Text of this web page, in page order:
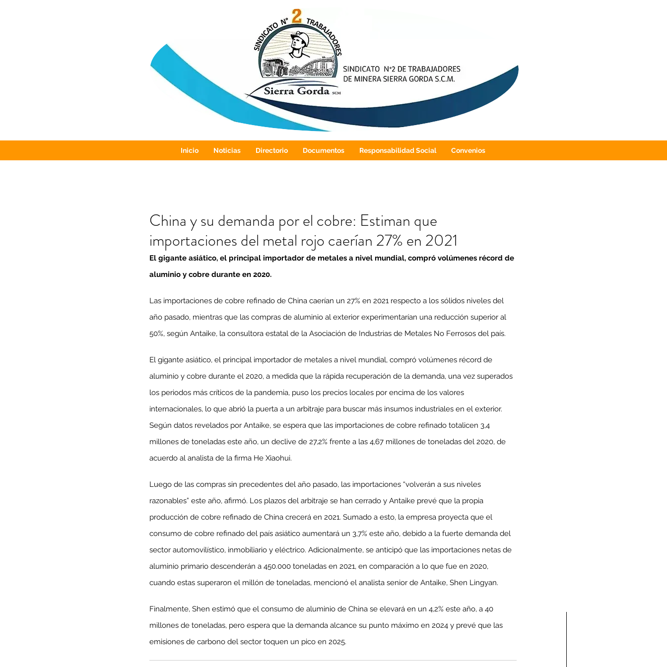
Inicio Noticias Directorio Documentos Responsabilidad Social Convenios
China y su demanda por el cobre: Estiman que
importaciones del metal rojo caerían 27% en 2021
El gigante asiático, el principal importador de metales a nivel mundial, compró volúmenes récord de
aluminio y cobre durante en 2020.
Las importaciones de cobre refinado de China caerían un 27% en 2021 respecto a los sólidos niveles del
año pasado, mientras que las compras de aluminio al exterior experimentarían una reducción superior al
50%, según Antaike, la consultora estatal de la Asociación de Industrias de Metales No Ferrosos del país.
El gigante asiático, el principal importador de metales a nivel mundial, compró volúmenes récord de
aluminio y cobre durante el 2020, a medida que la rápida recuperación de la demanda, una vez superados
los periodos más críticos de la pandemia, puso los precios locales por encima de los valores
internacionales, lo que abrió la puerta a un arbitraje para buscar más insumos industriales en el exterior.
Según datos revelados por Antaike, se espera que las importaciones de cobre refinado totalicen 3,4
millones de toneladas este año, un declive de 27,2% frente a las 4,67 millones de toneladas del 2020, de
acuerdo al analista de la firma He Xiaohui.
Luego de las compras sin precedentes del año pasado, las importaciones “volverán a sus niveles
razonables” este año, afirmó. Los plazos del arbitraje se han cerrado y Antaike prevé que la propia
producción de cobre refinado de China crecerá en 2021. Sumado a esto, la empresa proyecta que el
consumo de cobre refinado del país asiático aumentará un 3,7% este año, debido a la fuerte demanda del
sector automovilístico, inmobiliario y eléctrico. Adicionalmente, se anticipó que las importaciones netas de
aluminio primario descenderán a 450.000 toneladas en 2021, en comparación a lo que fue en 2020,
cuando estas superaron el millón de toneladas, mencionó el analista senior de Antaike, Shen Lingyan.
Finalmente, Shen estimó que el consumo de aluminio de China se elevará en un 4,2% este año, a 40
millones de toneladas, pero espera que la demanda alcance su punto máximo en 2024 y prevé que las
emisiones de carbono del sector toquen un pico en 2025.